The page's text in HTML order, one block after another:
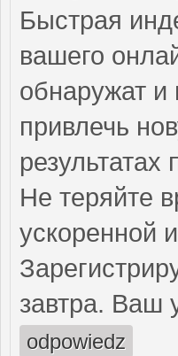
Быстрая
вашего
обнаружат
привлечь
результатах
Не теряйте
ускоренной
завтра. Ваш
odpowiedz